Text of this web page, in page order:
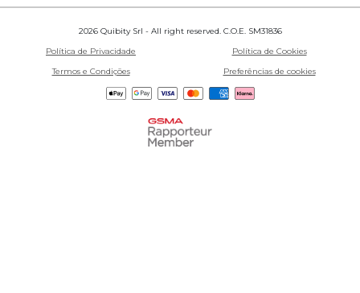
2026 Quibity Srl - All right reserved. C.O.E. SM31836
Política de Privacidade
Política de Cookies
Termos e Condições
Preferências de cookies